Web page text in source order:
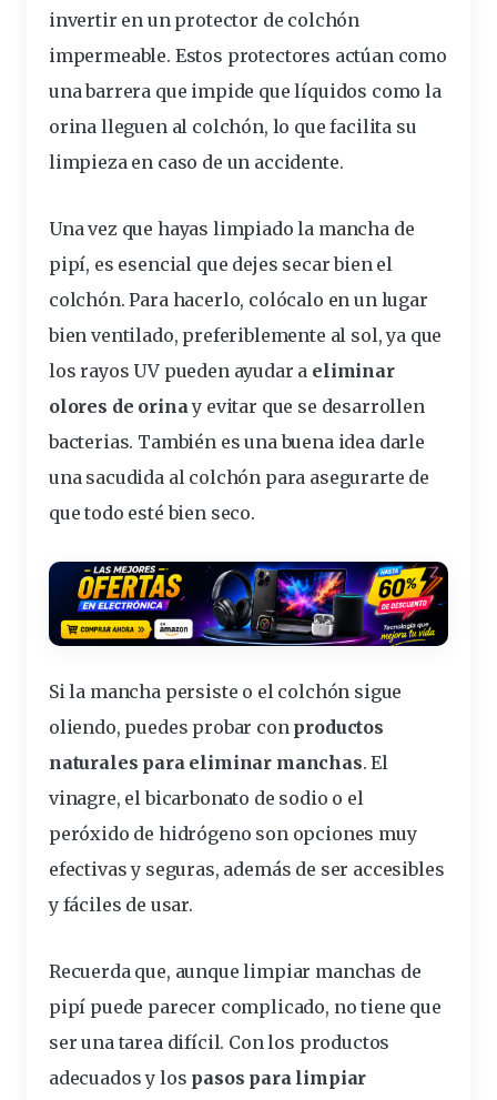
invertir en un protector de colchón
impermeable. Estos protectores actúan como
una barrera que impide que líquidos como la
orina lleguen al colchón, lo que facilita su
limpieza en caso de un accidente.
Una vez que hayas limpiado la mancha de
pipí, es esencial que dejes secar bien el
colchón. Para hacerlo, colócalo en un lugar
bien ventilado, preferiblemente al sol, ya que
los rayos UV pueden ayudar a eliminar
olores de orinay evitar que se desarrollen
bacterias. También es una buena idea darle
una sacudida al colchón para asegurarte de
que todo esté bien seco.
Si la mancha persiste o el colchón sigue
oliendo, puedes probar con productos
naturales para eliminar manchas. El
vinagre, el bicarbonato de sodio o el
peróxido de hidrógeno son opciones muy
efectivas y seguras, además de ser accesibles
y fáciles de usar.
Recuerda que, aunque limpiar manchas de
pipí puede parecer complicado, no tiene que
ser una tarea difícil. Con los productos
adecuados y los pasos para limpiar